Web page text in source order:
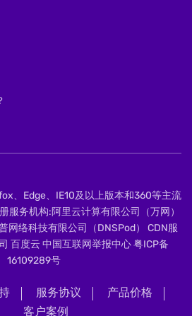
、Edge、IE10及以上版本和360等主流
服务机构:阿里云计算有限公司（万网）
网络科技有限公司（DNSPod） CDN服
百度云 中国互联网举报中心粤ICP备
16109289号
服务协议
产品价格
客户案例